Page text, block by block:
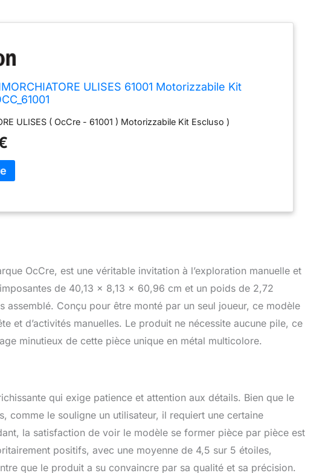
ULISES 61001 Motorizzabile Kit
ULISES ( OcCre - 61001 ) Motorizzabile Kit Escluso )
OcCre, est une véritable invitation à l’exploration manuelle et
de 40,13 x 8,13 x 60,96 cm et un poids de 2,72
Conçu pour être monté par un seul joueur, ce modèle
et d’activités manuelles. Le produit ne nécessite aucune pile, ce
minutieux de cette pièce unique en métal multicolore.
qui exige patience et attention aux détails. Bien que le
comme le souligne un utilisateur, il requiert une certaine
la satisfaction de voir le modèle se former pièce par pièce est
positifs, avec une moyenne de 4,5 sur 5 étoiles,
que le produit a su convaincre par sa qualité et sa précision.